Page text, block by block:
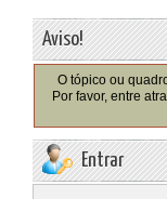
Aviso!
O tópico ou
Por favor, entre
Entrar